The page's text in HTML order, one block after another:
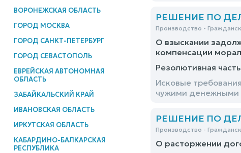
ВОРОНЕЖСКАЯ ОБЛАСТЬ
ГОРОД МОСКВА
ГОРОД САНКТ-ПЕТЕРБУРГ
ГОРОД СЕВАСТОПОЛЬ
ЕВРЕЙСКАЯ АВТОНОМНАЯ
ОБЛАСТЬ
ЗАБАЙКАЛЬСКИЙ КРАЙ
ИВАНОВСКАЯ ОБЛАСТЬ
ИРКУТСКАЯ ОБЛАСТЬ
КАБАРДИНО-БАЛКАРСКАЯ
РЕСПУБЛИКА
РЕШЕНИЕ ПО
Производство -
О взыскании
компенсации
Резолютивная часть
Исковые
чужими денежными
РЕШЕНИЕ ПО
Производство -
О расторжении